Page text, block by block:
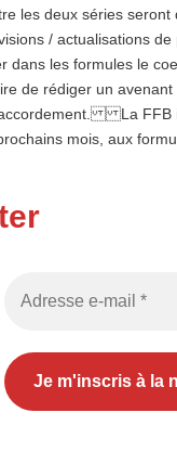
les deux séries seront
/ actualisations
dans les formules le
de rédiger un
raccordement. La FFB
mois, aux